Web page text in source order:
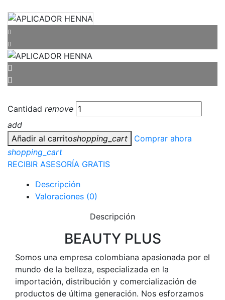
Cantidad remove
add
Añadir al carritoshopping_cart
Comprar ahora
shopping_cart
RECIBIR ASESORÍA GRATIS
Descripción
Valoraciones (0)
Descripción
BEAUTY PLUS
Somos una empresa colombiana apasionada por el
mundo de la belleza, especializada en la
importación, distribución y comercialización de
productos de última generación. Nos esforzamos